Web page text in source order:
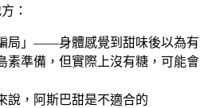
：
局」——身體感覺到甜味後以為有
素準備，但實際上沒有糖，可能會
說，阿斯巴甜是不適合的